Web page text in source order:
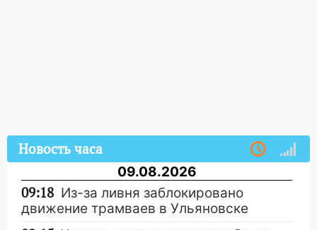
Новость часа
09.08.2026
09:18 Из-за ливня заблокировано
движение трамваев в Ульяновске